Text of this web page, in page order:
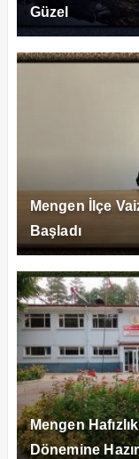
Güzel
Mengen İlçe
Başladı
Mengen
Dönemine